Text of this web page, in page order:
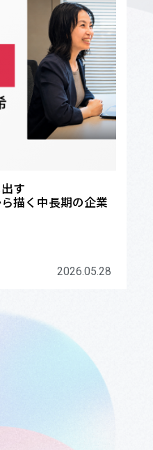
す
描く中長期の企業
2026.05.28